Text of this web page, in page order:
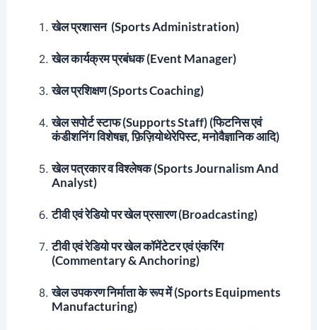
खेल प्रशासन (Sports Administration)
खेल कार्यक्रम प्रबंधक (Event Manager)
खेल प्रशिक्षण (Sports Coaching)
खेल सपोर्ट स्टाफ (Supports Staff) (फिटनिस एवं
कंडीशनिंग विशेषज्ञ, फ़िज़ियोथेरेपिस्ट, मनोवैज्ञानिक आदि)
खेल पत्रकार व विश्लेषक (Sports Journalism And
Analyst)
टीवी एवं रेडियो पर खेल प्रसारण (Broadcasting)
टीवी एवं रेडियो पर खेल कॉमेंटेटर एवं एंकरिंग
(Commentary & Anchoring)
खेल उपकरण निर्माता के रूप में (Sports Equipments
Manufacturing)